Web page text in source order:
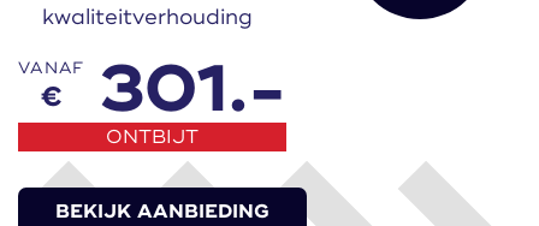
kwaliteitverhouding
VANAF
€ 301.-
ONTBIJT
BEKIJK AANBIEDING